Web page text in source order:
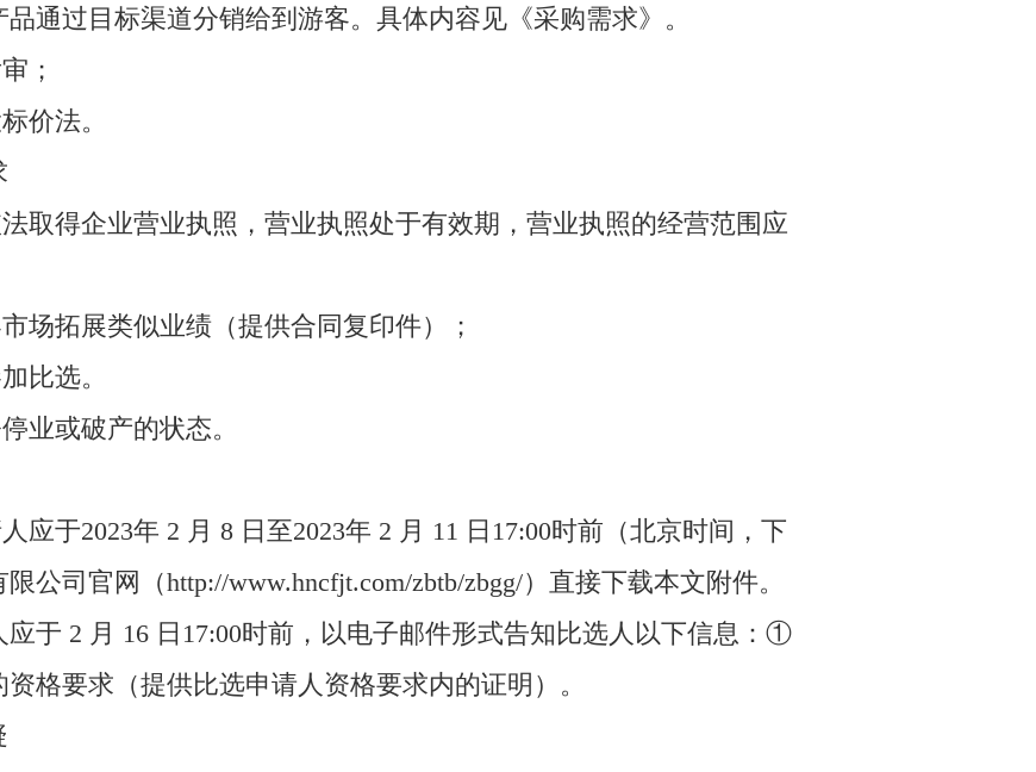
通过目标渠道分销给到游客。具体内容见《采购需求》。
；
价法。
取得企业营业执照，营业执照处于有效期，营业执照的经营范围应
场拓展类似业绩（提供合同复印件）；
比选。
业或破产的状态。
应于2023年 2 月 8 日至2023年 2 月 11 日17:00时前（北京时间，下
公司官网（http://www.hncfjt.com/zbtb/zbgg/）直接下载本文附件。
应于 2 月 16 日17:00时前，以电子邮件形式告知比选人以下信息：①
格要求（提供比选申请人资格要求内的证明）。